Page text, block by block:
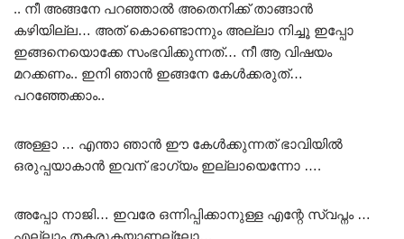
.. നീ അങ്ങനേ പറഞ്ഞാൽ അതെനിക്ക് താങ്ങാൻ
കഴിയില്ല… അത് കൊണ്ടൊന്നും അല്ലാ നിച്ചൂ ഇപ്പോ
ഇങ്ങനെയൊക്കേ സംഭവിക്കുന്നത്… നീ ആ വിഷയം
മറക്കണം.. ഇനി ഞാൻ ഇങ്ങനേ കേൾക്കരുത്…
പറഞ്ഞേക്കാം..
അള്ളാ … എന്താ ഞാൻ ഈ കേൾക്കുന്നത് ഭാവിയിൽ
ഒരുപ്പയാകാൻ ഇവന് ഭാഗ്യം ഇല്ലായെന്നോ ….
അപ്പോ നാജി… ഇവരേ ഒന്നിപ്പിക്കാനുള്ള എന്റേ സ്വപ്നം …